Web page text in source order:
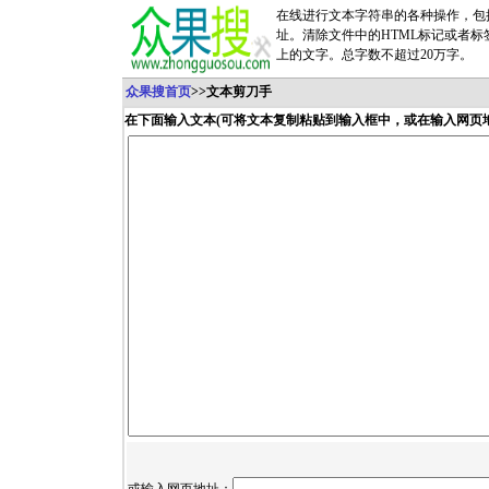
在线进行文本字符串的各种操作，
址。清除文件中的HTML标记或者
上的文字。总字数不超过20万字。
众果搜首页>>文本剪刀手
在下面输入文本(可将文本复制粘贴到输入框中，或在输入网